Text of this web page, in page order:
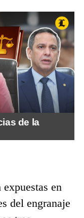
de la
en
del engranaje